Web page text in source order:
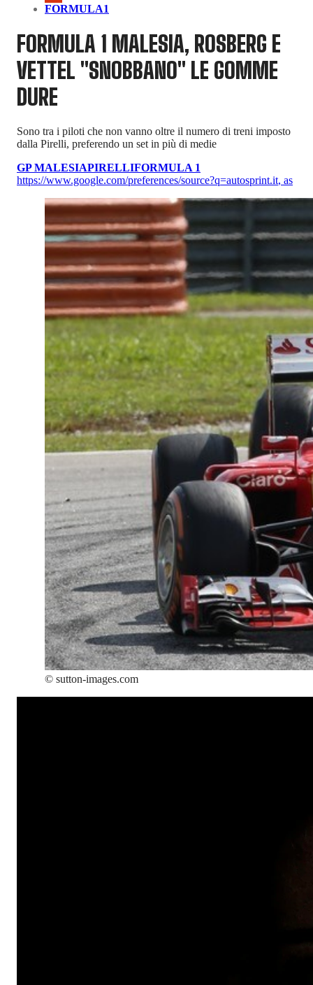
FORMULA1
FORMULA 1 MALESIA, ROSBERG E
VETTEL "SNOBBANO" LE GOMME
DURE
Sono tra i piloti che non vanno oltre il numero di treni imposto
dalla Pirelli, preferendo un set in più di medie
GP MALESIAPIRELLIFORMULA 1
https://www.google.com/preferences/source?q=autosprint.it, as
© sutton-images.com